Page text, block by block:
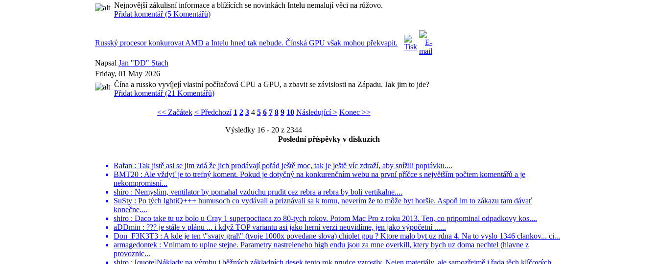
Nejnovější zákulisní informace a blížících se novinkách Intelu nemalují věci na růžovo.
Přidat komentář (5 Komentářů)
Russký procesor konkurovat AMD a Intelu hned tak nebude. Čínská GPU však mohou překvapit.
Napsal Jan "DD" Stach
Friday, 01 May 2026
Čína a russko vyvíjejí vlastní počítačová CPU a GPU, a zbavit se závislosti na Západu. Jak jim to jde?
Přidat komentář (21 Komentářů)
<< Začátek < Předchozí 1 2 3 4 5 6 7 8 9 10 Následující > Konec >>
Výsledky 16 - 20 z 2344
Poslední příspěvky v diskuzích
Rafan : Tak jistě asi se jim zdá že jich prodávají pořád ještě moc, tak je ještě víc zdraží, aby snížili poptávku....
BMT20 : Ale vždyť je to trefný koment. Pokud je dotyčný na konkurenčním webu na první příčce s největším počtem komentářů a je
nekompromisní...
shiro : Nemyslim, ventilator by pomahal vzduchu prudit cez rebra a rebra by boli vertikalne....
SuSty : Po tých lgbtiQ+++ humusoch co vydávali a priznávali sa k tomu, neverím že to môže byt horšie. Aspoň im to zákazu tam dávať
konečne....
shiro : Daco take tu uz bolo u Cray 1 superpocitaca zo 80-tych rokov. Potom Mac Pro z roku 2013. Ten, co pripominal odpadkovy kos....
aDDmin : ??? je stále v plánu ... i když TOP variantu asi jako herní verzi neuvidíme, jen jako výpočetní ......
Don_F3K3T3 : A kde je ten \"svaty gral\" (tvoje 1000x povedane slova) chiplet gpu ? Ktore malo byt uz rdna 4. Na to vyslo 1346 clankov... ci...
armagedontek : Vnimam to uplne stejne. Parametry nastreleneho high endu jsou za mne overkill, ktery bych uz doma nechtel (hlavne z
provoznic...
shiro : [quote]Náklady na výrobu i běžných základních desek tento rok prudce vzrostly. Nejen materiály, ale samozřejmě i řada těch klíčových...